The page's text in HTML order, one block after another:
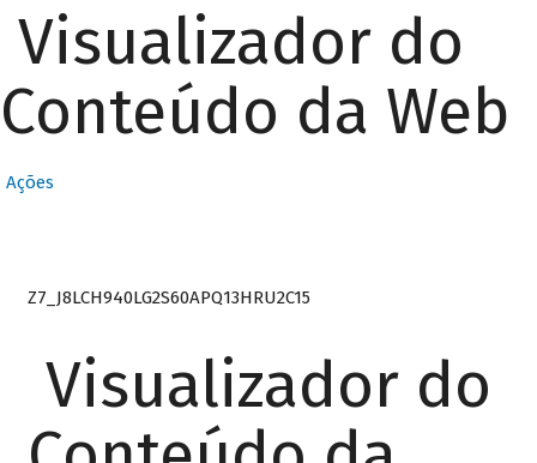
Visualizador do
Conteúdo da Web
Ações
Z7_J8LCH940LG2S60APQ13HRU2C15
Visualizador do